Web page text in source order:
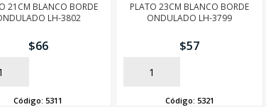
21CM BLANCO BORDE
LH-3802
$66
Código:5311
PLATO 23CM BLANCO BORDE
ONDULADO LH-3799
$57
AÑADIR
Código: 5321